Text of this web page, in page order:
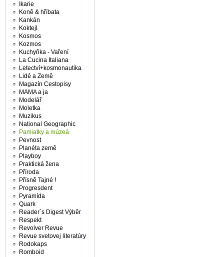
Ikarie
Koně & hříbata
Kankán
Koktejl
Kosmos
Kozmos
Kuchyňka - Vaření
La Cucina Italiana
Letectví+kosmonautika
Lidé a Země
Magazín Cestopisy
MAMA a ja
Modelář
Moletka
Muzikus
National Geographic
Pamiatky a múzeá
Pevnost
Planéta země
Playboy
Praktická žena
Příroda
Přísně Tajné !
Progresdent
Pyramída
Quark
Reader´s Digest Výběr
Respekt
Revolver Revue
Revue svetovej literatúry
Rodokaps
Romboid